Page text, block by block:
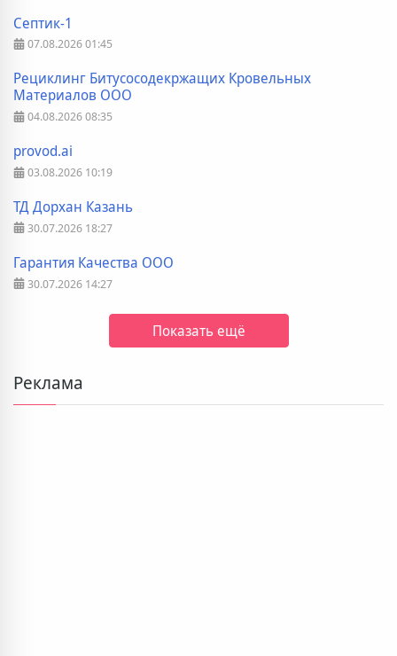
Септик-1
07.08.202601:45
Рециклинг Битусосодекржащих Кровельных
Материалов ООО
04.08.202608:35
provod.ai
03.08.2026 10:19
ТД Дорхан Казань
30.07.2026 18:27
Гарантия Качества ООО
30.07.2026 14:27
Показать ещё
Реклама